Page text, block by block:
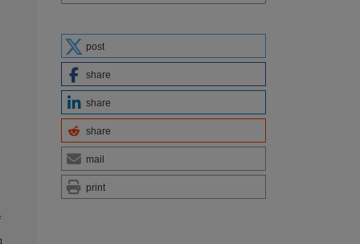
post
share
share
share
mail
print